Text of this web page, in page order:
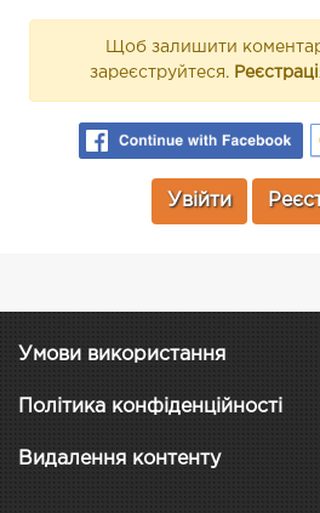
Щоб залишити
зареєструйтеся.
Увійти
Умови використання
Політика конфіденційності
Видалення контенту